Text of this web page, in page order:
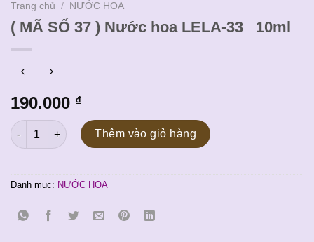
Trang chủ / NƯỚC HOA
( MÃ SỐ 37 ) Nước hoa LELA-33 _10ml
190.000 ₫
( MÃ SỐ 37 ) Nước hoa LELA-33 _10ml số lượng
Thêm vào giỏ hàng
Danh mục: NƯỚC HOA